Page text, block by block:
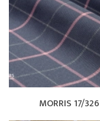
MORRIS 17/326